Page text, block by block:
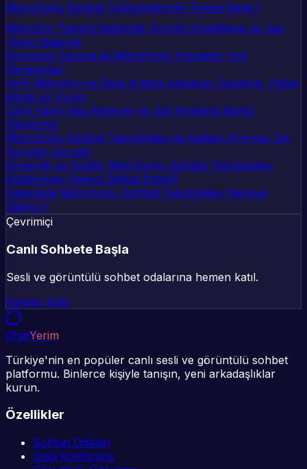
Mikrofonlu Sohbet Teknolojilerinin Temeli Nedir?
Mikrofon Tabanlı İletişimde Gürültü Engelleme ve Ses
Yankı Giderme
Konuşma Tanıma ile Mikrofonlu Sohbette Yeni
Deneyimler
VoIP Mikrofon ve Sesli Arama Altyapısı: Gecikme, Paket
Kaybı ve Uyum
Canlı Yayın Ses Aktarımı ve Ses Kodlama &amp;
Sıkıştırma
Mikrofonlu Sohbet Teknolojileri ile Kaliteyi Artırma: Sık
Sorulan Sorular
Güvenlik ve Gizlilik: Mikrofonlu Sohbet Teknolojileri
Kullanırken Nelere Dikkat Etmeli?
Gelecekte Mikrofonlu Sohbet Teknolojileri Nereye
Gidiyor?
Çevrimiçi
Canlı Sohbete Başla
Sesli ve görüntülü sohbet odalarına hemen katıl.
Hemen Katıl
ChatYerim
Türkiye'nin en popüler canlı sesli ve görüntülü sohbet
platformu. Binlerce kişiyle tanışın, yeni arkadaşlıklar
kurun.
Özellikler
Sohbet Odaları
Sesli Konferans